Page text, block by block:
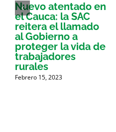
Nuevo atentado en
el Cauca: la SAC
reitera el llamado
al Gobierno a
proteger la vida de
trabajadores
rurales
Febrero 15, 2023